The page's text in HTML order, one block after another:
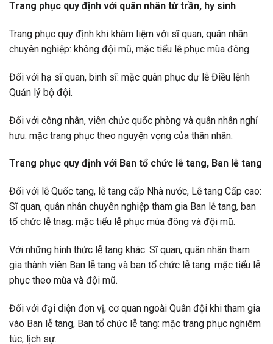
Trang phục quy định với quân nhân từ trần, hy sinh
Trang phục quy định khi khâm liệm với sĩ quan, quân nhân
chuyên nghiệp: không đội mũ, mặc tiểu lễ phục mùa đông.
Đối với hạ sĩ quan, binh sĩ: mặc quân phục dự lễ Điều lệnh
Quản lý bộ đội.
Đối với công nhân, viên chức quốc phòng và quân nhân nghỉ
hưu: mặc trang phục theo nguyện vọng của thân nhân.
Trang phục quy định với Ban tổ chức lễ tang, Ban lễ tang
Đối với lễ Quốc tang, lễ tang cấp Nhà nước, Lễ tang Cấp cao:
Sĩ quan, quân nhân chuyên nghiệp tham gia Ban lễ tang, ban
tổ chức lễ tnag: mặc tiểu lễ phục mùa đông và đội mũ.
Với những hình thức lễ tang khác: Sĩ quan, quân nhân tham
gia thành viên Ban lễ tang và ban tổ chức lễ tang: mặc tiểu lễ
phục theo mùa và đội mũ.
Đối với đại diện đơn vị, cơ quan ngoài Quân đội khi tham gia
vào Ban lễ tang, Ban tổ chức lễ tang: mặc trang phục nghiêm
túc, lịch sự.